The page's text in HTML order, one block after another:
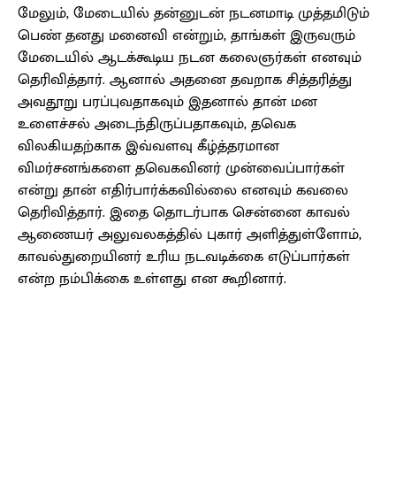
மேலும், மேடையில் தன்னுடன் நடனமாடி முத்தமிடும்
பெண் தனது மனைவி என்றும், தாங்கள் இருவரும்
மேடையில் ஆடக்கூடிய நடன கலைஞர்கள் எனவும்
தெரிவித்தார். ஆனால் அதனை தவறாக சித்தரித்து
அவதூறு பரப்புவதாகவும் இதனால் தான் மன
உளைச்சல் அடைந்திருப்பதாகவும், தவெக
விலகியதற்காக இவ்வளவு கீழ்த்தரமான
விமர்சனங்களை தவெகவினர் முன்வைப்பார்கள்
என்று தான் எதிர்பார்க்கவில்லை எனவும் கவலை
தெரிவித்தார். இதை தொடர்பாக சென்னை காவல்
ஆணையர் அலுவலகத்தில் புகார் அளித்துள்ளோம்,
காவல்துறையினர் உரிய நடவடிக்கை எடுப்பார்கள்
என்ற நம்பிக்கை உள்ளது என கூறினார்.